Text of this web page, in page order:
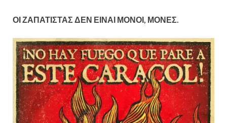
ΟΙ ΖΑΠΑΤΙΣΤΑΣ ΔΕΝ ΕΙΝΑΙ ΜΟΝΟΙ, ΜΟΝΕΣ.